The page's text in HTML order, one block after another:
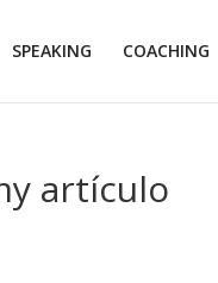
SPEAKING COACHING
artículo